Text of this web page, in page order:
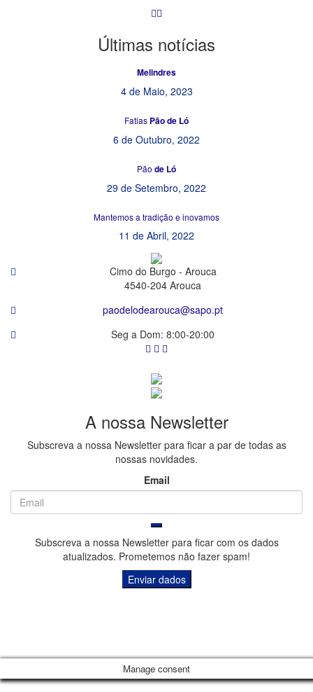
Últimas notícias
Melindres
4 de Maio, 2023
Fatias Pão de Ló
6 de Outubro, 2022
Pão de Ló
29 de Setembro, 2022
Mantemos a tradição e inovamos
11 de Abril, 2022
Cimo do Burgo - Arouca
4540-204 Arouca
paodelodearouca@sapo.pt
Seg a Dom: 8:00-20:00
Anossa Newsletter
Subscreva a nossa Newsletter para ficar a par de todas as
nossas novidades.
Email
Subscreva a nossa Newsletter para ficar com os dados
atualizados. Prometemos não fazer spam!
Manage consent